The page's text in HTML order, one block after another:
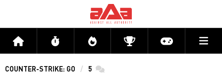
Accueil Flux Directs CompétitionsActu jeux
COUNTER-STRIKE: GO 5 commentaires